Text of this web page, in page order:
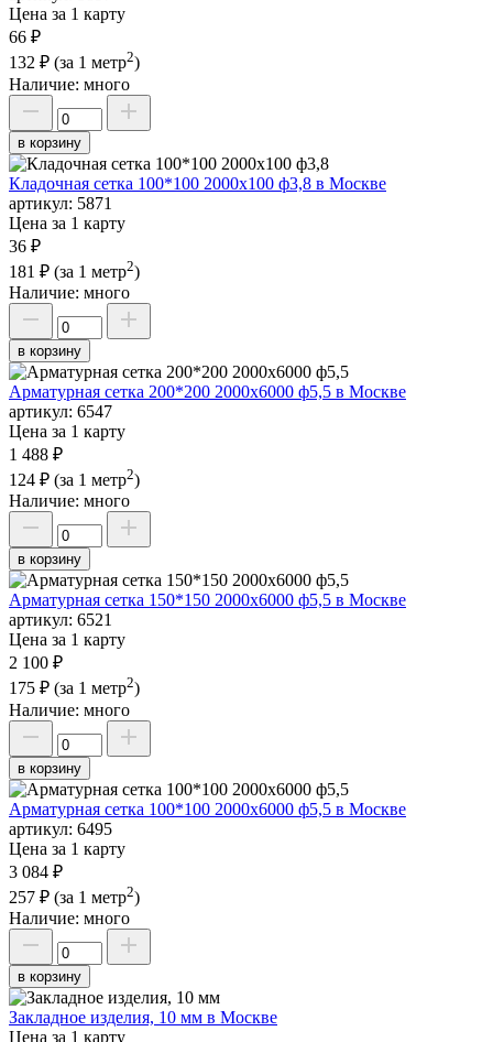
Цена за 1 карту
66 ₽
132 ₽ (за 1 метр2)
Наличие: много
в корзину
Кладочная сетка 100*100 2000х100 ф3,8 в Москве
артикул: 5871
Цена за 1 карту
36 ₽
181 ₽ (за 1 метр2)
Наличие: много
в корзину
Арматурная сетка 200*200 2000х6000 ф5,5 в Москве
артикул: 6547
Цена за 1 карту
1 488 ₽
124 ₽ (за 1 метр2)
Наличие: много
в корзину
Арматурная сетка 150*150 2000х6000 ф5,5 в Москве
артикул: 6521
Цена за 1 карту
2 100 ₽
175 ₽ (за 1 метр2)
Наличие: много
в корзину
Арматурная сетка 100*100 2000х6000 ф5,5 в Москве
артикул: 6495
Цена за 1 карту
3 084 ₽
257 ₽ (за 1 метр2)
Наличие: много
в корзину
Закладное изделия, 10 мм в Москве
Цена за 1 карту